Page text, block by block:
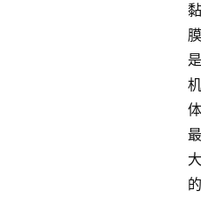
黏
膜
是
机
体
最
大
的